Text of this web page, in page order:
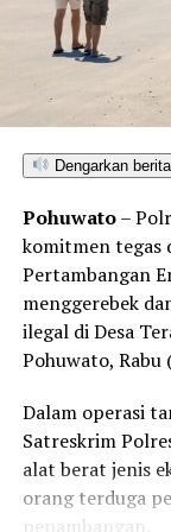
barang bukti
Gorontalo Kota
lanjut.
Dengarkan berita
Pohuwato–
komitmen tegas
Pertambangan
menggerebek
ilegal di Desa
Pohuwato, Rabu
Dalam operasi
Satreskrim
alat berat jenis
orang terduga
penambangan.